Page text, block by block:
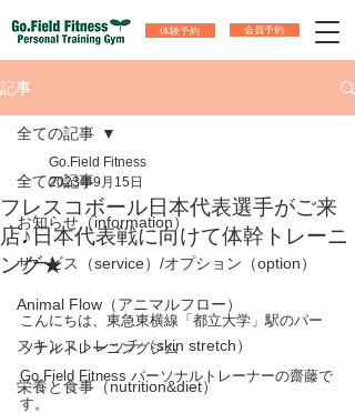
体験予約 会員予約
記事
全ての記事
お知らせ（information）
サービス（service）/オプション（option）
Animal Flow（アニマルフロー）
スキンストレッチ（skin stretch）
栄養と食事（nutrition&diet）
全ての記事
フレスコボール日本代表選手がご来
店♪日本代表戦に向けて体幹トレーニ
ング★
Go.Field Fitness
2023年9月15日
こんにちは、東急東横線「都立大学」駅のパー
ソナルトレーニングジム
Go.Field Fitness パーソナルトレーナーの齋藤で
す。